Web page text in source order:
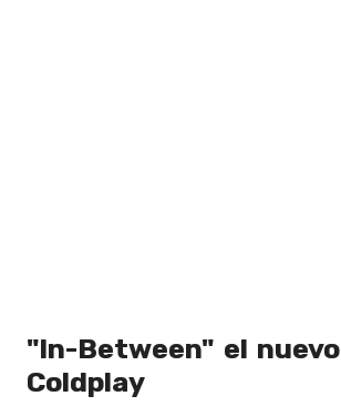
"In-Between" el
Coldplay